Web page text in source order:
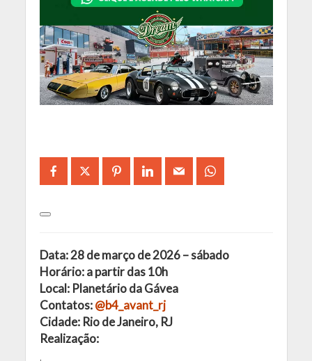
Data: 28 de março de 2026 – sábado
Horário: a partir das 10h
Local: Planetário da Gávea
Contatos:@b4_avant_rj
Cidade: Rio de Janeiro, RJ
Realização: